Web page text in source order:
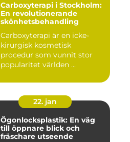
Carboxyterapi i Stockholm:
En revolutionerande
skönhetsbehandling
Carboxyterapi är en icke-
kirurgisk kosmetisk
procedur som vunnit stor
popularitet världen ...
22. jan
Ögonlocksplastik: En väg
till öppnare blick och
fräschare utseende